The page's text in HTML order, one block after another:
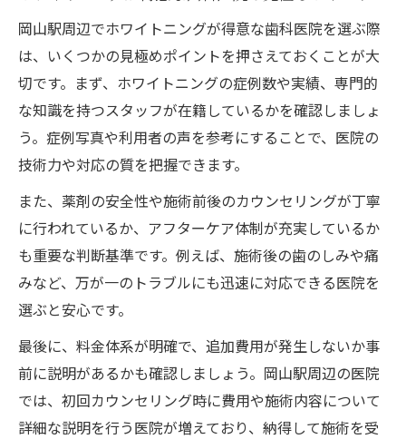
アフターケア重視のホワイトニング医院の
選び方
岡山駅周辺でホワイトニングが得意な歯科医院を選ぶ際
は、いくつかの見極めポイントを押さえておくことが大
切です。まず、ホワイトニングの症例数や実績、専門的
な知識を持つスタッフが在籍しているかを確認しましょ
う。症例写真や利用者の声を参考にすることで、医院の
技術力や対応の質を把握できます。
また、薬剤の安全性や施術前後のカウンセリングが丁寧
に行われているか、アフターケア体制が充実しているか
も重要な判断基準です。例えば、施術後の歯のしみや痛
みなど、万が一のトラブルにも迅速に対応できる医院を
選ぶと安心です。
最後に、料金体系が明確で、追加費用が発生しないか事
前に説明があるかも確認しましょう。岡山駅周辺の医院
では、初回カウンセリング時に費用や施術内容について
詳細な説明を行う医院が増えており、納得して施術を受